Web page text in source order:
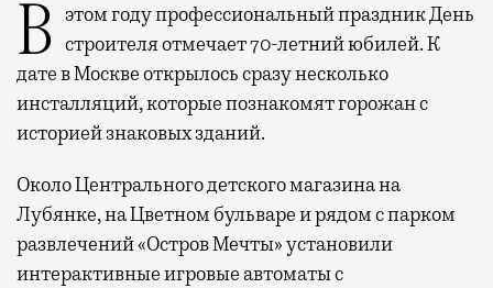
В этом году профессиональный праздник День строителя отмечает 70-летний юбилей. К
дате в Москве открылось сразу несколько
инсталляций, которые познакомят горожан с
историей знаковых зданий.
Около Центрального детского магазина на
Лубянке, на Цветном бульваре и рядом с парком
развлечений «Остров Мечты» установили
интерактивные игровые автоматы с